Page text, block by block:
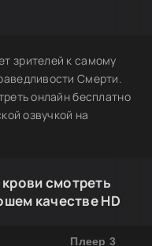
зрителей к самому
Смерти.
онлайн бесплатно
озвучкой на
смотреть
качестве HD
Плеер 3